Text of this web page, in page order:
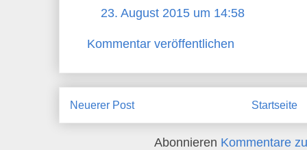
23. August 2015 um 14:58
Kommentar veröffentlichen
Neuerer Post Startseite
Abonnieren Kommentare